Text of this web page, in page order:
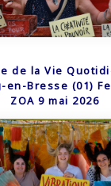
de la Vie
en-Bresse (01)
ZOA 9 mai 2026